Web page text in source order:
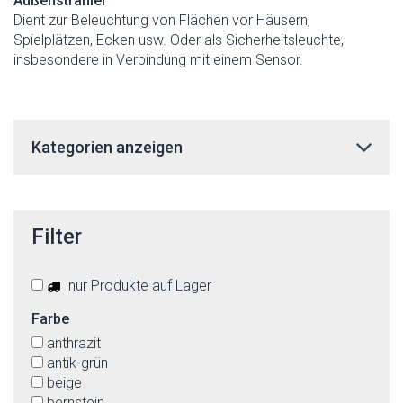
Dient zur Beleuchtung von Flächen vor Häusern,
Spielplätzen, Ecken usw. Oder als Sicherheitsleuchte,
insbesondere in Verbindung mit einem Sensor.
Kategorien anzeigen
Filter
nur Produkte auf Lager
Farbe
anthrazit
antik-grün
beige